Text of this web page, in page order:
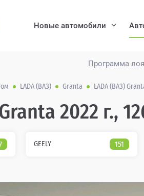
Программа
Новые автомобили
LADA (ВАЗ) Granta LADA (ВАЗ)
2022 г.,
GEELY 151